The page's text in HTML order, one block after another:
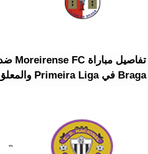
Braga في Primeira Liga والمعلق